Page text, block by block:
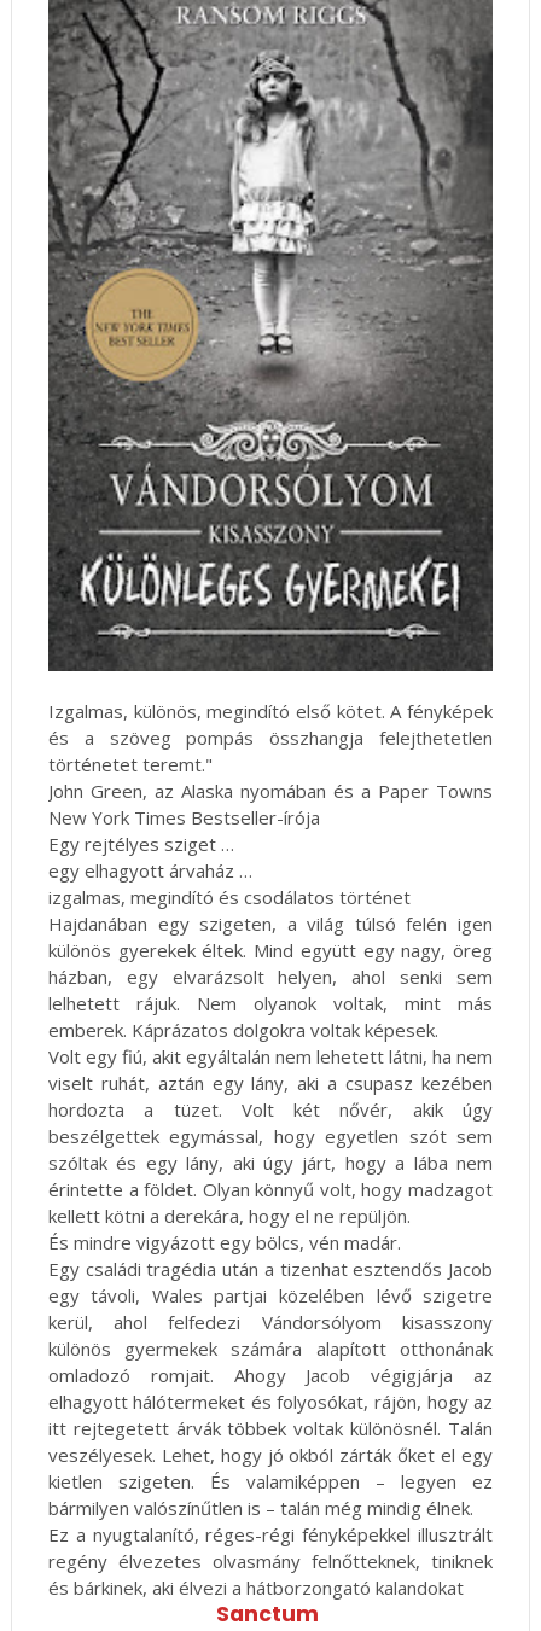
Izgalmas, különös, megindító első kötet. A fényképek
és a szöveg pompás összhangja felejthetetlen
történetet teremt."
John Green, az Alaska nyomában és a Paper Towns
New York Times Bestseller-írója
Egy rejtélyes sziget …
egy elhagyott árvaház …
izgalmas, megindító és csodálatos történet
Hajdanában egy szigeten, a világ túlsó felén igen
különös gyerekek éltek. Mind együtt egy nagy, öreg
házban, egy elvarázsolt helyen, ahol senki sem
lelhetett rájuk. Nem olyanok voltak, mint más
emberek. Káprázatos dolgokra voltak képesek.
Volt egy fiú, akit egyáltalán nem lehetett látni, ha nem
viselt ruhát, aztán egy lány, aki a csupasz kezében
hordozta a tüzet. Volt két nővér, akik úgy
beszélgettek egymással, hogy egyetlen szót sem
szóltak és egy lány, aki úgy járt, hogy a lába nem
érintette a földet. Olyan könnyű volt, hogy madzagot
kellett kötni a derekára, hogy el ne repüljön.
És mindre vigyázott egy bölcs, vén madár.
Egy családi tragédia után a tizenhat esztendős Jacob
egy távoli, Wales partjai közelében lévő szigetre
kerül, ahol felfedezi Vándorsólyom kisasszony
különös gyermekek számára alapított otthonának
omladozó romjait. Ahogy Jacob végigjárja az
elhagyott hálótermeket és folyosókat, rájön, hogy az
itt rejtegetett árvák többek voltak különösnél. Talán
veszélyesek. Lehet, hogy jó okból zárták őket el egy
kietlen szigeten. És valamiképpen – legyen ez
bármilyen valószínűtlen is – talán még mindig élnek.
Ez a nyugtalanító, réges-régi fényképekkel illusztrált
regény élvezetes olvasmány felnőtteknek, tiniknek
és bárkinek, aki élvezi a hátborzongató kalandokat
Sanctum